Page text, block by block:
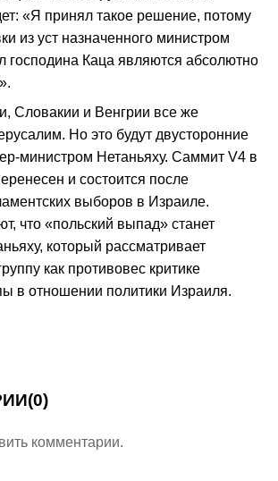
«Я принял такое решение, потому
из уст назначенного министром
господина Каца являются абсолютно
Словакии и Венгрии все же
Но это будут двусторонние
министром Нетаньяху. Саммит V4 в
и состоится после
выборов в Израиле.
что «польский выпад» станет
который рассматривает
как противовес критике
в отношении политики Израиля.
(0)
комментарии.